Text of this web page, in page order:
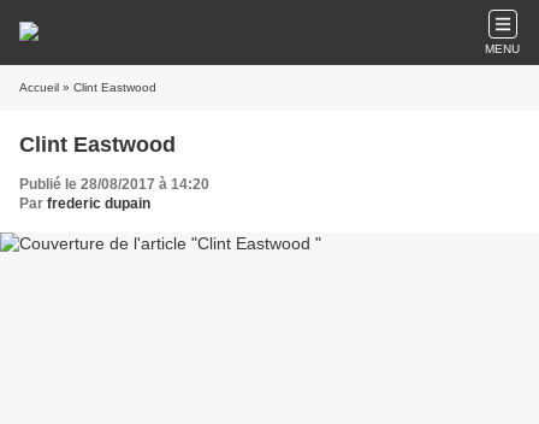
MENU
Accueil » Clint Eastwood
Clint Eastwood
Publié le 28/08/2017 à 14:20
Par frederic dupain